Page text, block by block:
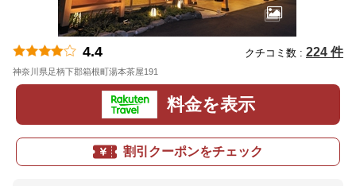
4.4 クチコミ数 : 224 件
神奈川県足柄下郡箱根町湯本茶屋191
料金を表示
割引クーポンをチェック